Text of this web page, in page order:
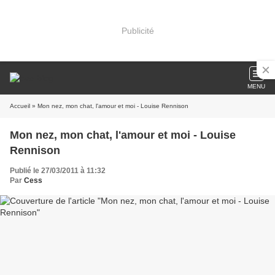
Publicité
MENU
Accueil » Mon nez, mon chat, l'amour et moi - Louise Rennison
Mon nez, mon chat, l'amour et moi - Louise
Rennison
Publié le 27/03/2011 à 11:32
Par Cess